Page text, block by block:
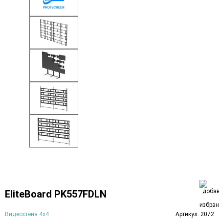
EliteBoard PK557FDLN
Видеостена 4х4 Артикул: 2072